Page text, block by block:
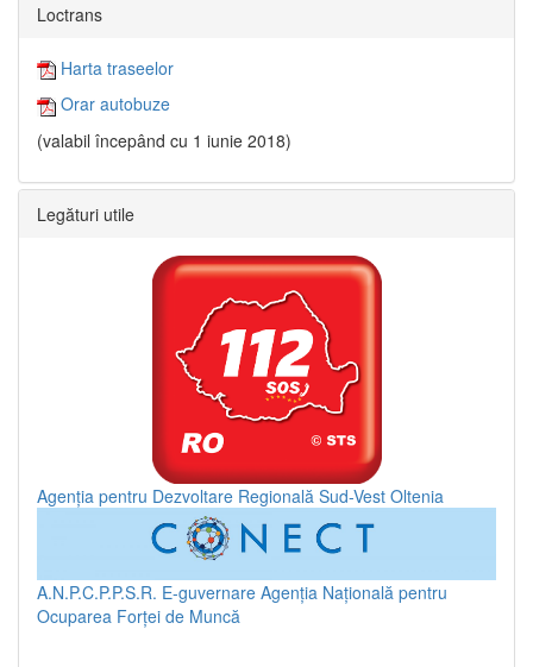
Loctrans
Harta traseelor
Orar autobuze
(valabil începând cu 1 iunie 2018)
Legături utile
Agenția pentru Dezvoltare Regională Sud-Vest Oltenia
A.N.P.C.P.P.S.R. E-guvernare Agenția Națională pentru
Ocuparea Forței de Muncă